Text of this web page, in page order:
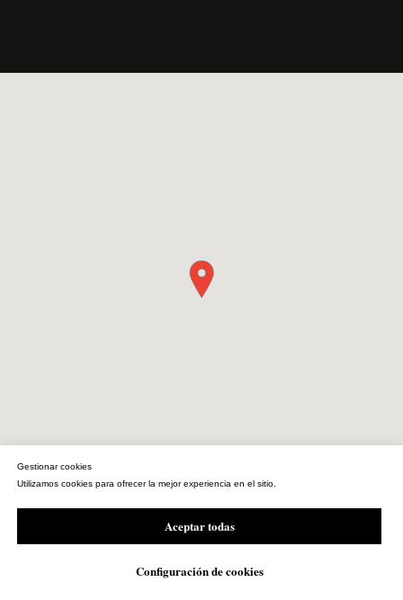
by INTERDIGITAL.es
Gestionar cookies
Utilizamos cookies para ofrecer la mejor experiencia en el sitio.
Aceptar todas
Configuración de cookiesWhatsApp